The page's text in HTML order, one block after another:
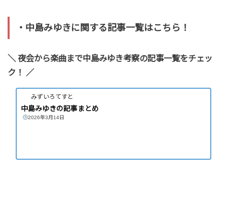
・中島みゆきに関する記事一覧はこちら！
＼ 夜会から楽曲まで中島みゆき考察の記事一覧をチェッ
ク！ ／
みずいろてすと
中島みゆきの記事まとめ
2026年3月14日